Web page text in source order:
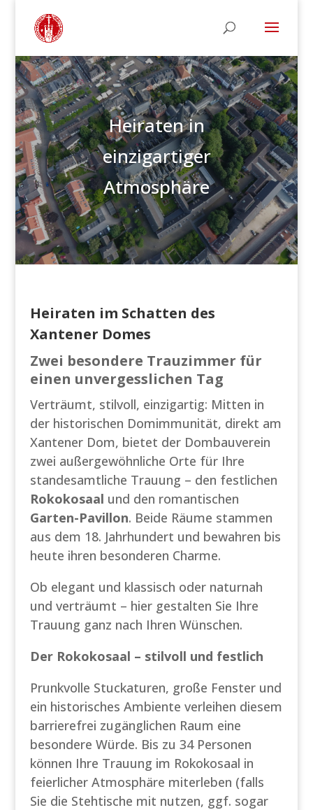
Heiraten in
einzigartiger
Atmosphäre
Heiraten im Schatten des
Xantener Domes
Zwei besondere Trauzimmer für
einen unvergesslichen Tag
Verträumt, stilvoll, einzigartig: Mitten in
der historischen Domimmunität, direkt am
Xantener Dom, bietet der Dombauverein
zwei außergewöhnliche Orte für Ihre
standesamtliche Trauung – den festlichen
Rokokosaal und den romantischen
Garten-Pavillon. Beide Räume stammen
aus dem 18. Jahrhundert und bewahren bis
heute ihren besonderen Charme.
Ob elegant und klassisch oder naturnah
und verträumt – hier gestalten Sie Ihre
Trauung ganz nach Ihren Wünschen.
Der Rokokosaal – stilvoll und festlich
Prunkvolle Stuckaturen, große Fenster und
ein historisches Ambiente verleihen diesem
barrierefrei zugänglichen Raum eine
besondere Würde. Bis zu 34 Personen
können Ihre Trauung im Rokokosaal in
feierlicher Atmosphäre miterleben (falls
Sie die Stehtische mit nutzen, ggf. sogar